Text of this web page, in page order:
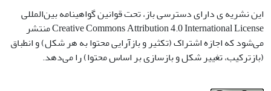
این نشریه ی دارای دسترسی باز، تحت قوانین گواهینامه بین‌المللی
Creative Commons Attribution 4.0 International License منتشر
می‌شود که اجازه اشتراک (تکثیر و بازآرایی محتوا به هر شکل) و انطباق
(بازترکیب، تغییر شکل و بازسازی بر اساس محتوا) را می‌دهد.